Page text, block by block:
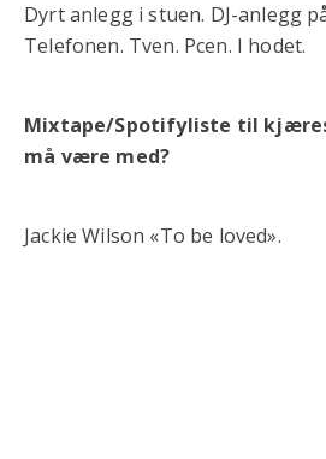
Dyrt anlegg i stuen. DJ-anlegg
Telefonen. Tven. Pcen. I hodet.
Mixtape/Spotifyliste til
må være med?
Jackie Wilson «To be loved».